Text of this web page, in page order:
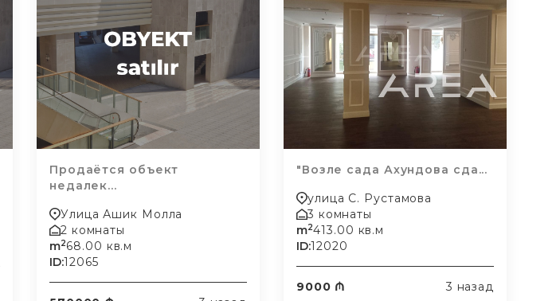
Продаётся объект
недалек...
Улица Ашик Молла
2 комнаты
m268.00 кв.м
ID:12065
"Возле сада Ахундова сда...
улица С. Рустамова
3 комнаты
m2413.00 кв.м
ID:12020
9000 ₼ 3 назад